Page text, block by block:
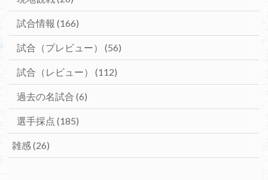
試合情報 (166)
試合（プレビュー） (56)
試合（レビュー） (112)
過去の名試合 (6)
選手採点 (185)
雑感(26)